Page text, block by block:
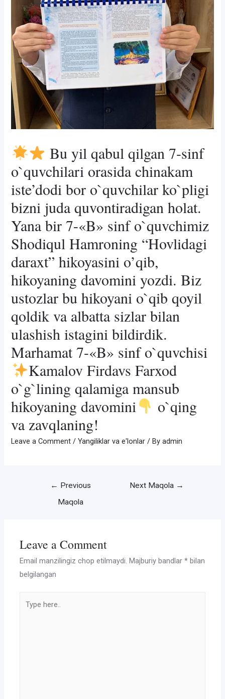
Bu yil qabul qilgan 7-sinf
o`quvchilari orasida chinakam
iste’dodi bor o`quvchilar ko`pligi
bizni juda quvontiradigan holat.
Yana bir 7-«B» sinf o`quvchimiz
Shodiqul Hamroning “Hovlidagi
daraxt” hikoyasini o’qib,
hikoyaning davomini yozdi. Biz
ustozlar bu hikoyani o`qib qoyil
qoldik va albatta sizlar bilan
ulashish istagini bildirdik.
Marhamat 7-«B» sinf o`quvchisi
Kamalov Firdavs Farxod
o`g`lining qalamiga mansub
hikoyaning davomini
o`qing
va zavqlaning!
Leave a Comment /Yangiliklar va e'lonlar / Byadmin
← Previous
Maqola
Next Maqola →
Leave a Comment
Email manzilingiz chop etilmaydi. Majburiy bandlar* bilan
belgilangan